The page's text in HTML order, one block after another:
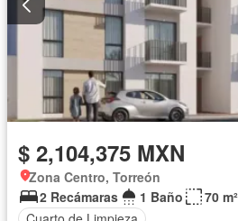
$ 2,104,375 MXN
Zona Centro, Torreón
2 Recámaras
1 Baño
70 m²